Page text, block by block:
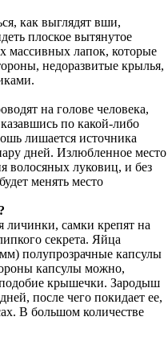
как выглядят вши,
плоское вытянутое
массивных лапок, которые
недоразвитые крылья,
на голове человека,
по какой-либо
лишается источника
дней. Излюбленное место
волосяных луковиц, и без
менять место
личинки, самки крепят на
секрета. Яйца
полупрозрачные капсулы
капсулы можно,
крышечки. Зародыш
после чего покидает ее,
В большом количестве